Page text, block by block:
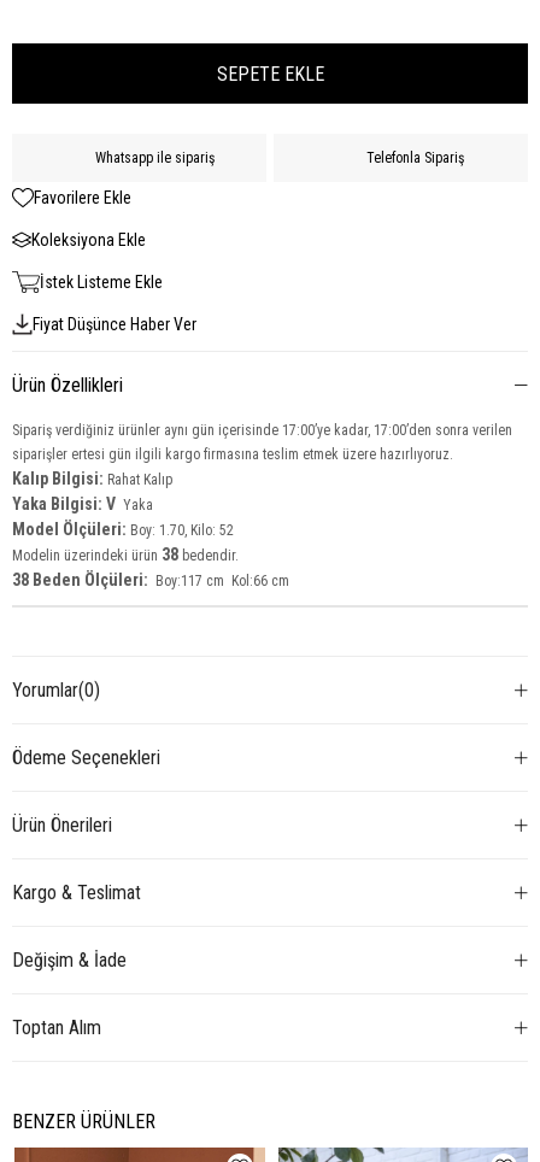
Whatsapp ile sipariş Telefonla Sipariş
Favorilere Ekle
Koleksiyona Ekle
İstek Listeme Ekle
Fiyat Düşünce Haber Ver
Ürün Özellikleri
Sipariş verdiğiniz ürünler aynı gün içerisinde 17:00’ye kadar, 17:00’den sonra verilen
siparişler ertesi gün ilgili kargo firmasına teslim etmek üzere hazırlıyoruz.
Kalıp Bilgisi: Rahat Kalıp
Yaka Bilgisi: V Yaka
Model Ölçüleri: Boy: 1.70, Kilo: 52
Modelin üzerindeki ürün 38 bedendir.
38 Beden Ölçüleri: Boy:117 cm Kol:66 cm
Yorumlar(0)
Ödeme Seçenekleri
Ürün Önerileri
Kargo & Teslimat
Değişim & İade
Toptan Alım
BENZER ÜRÜNLER